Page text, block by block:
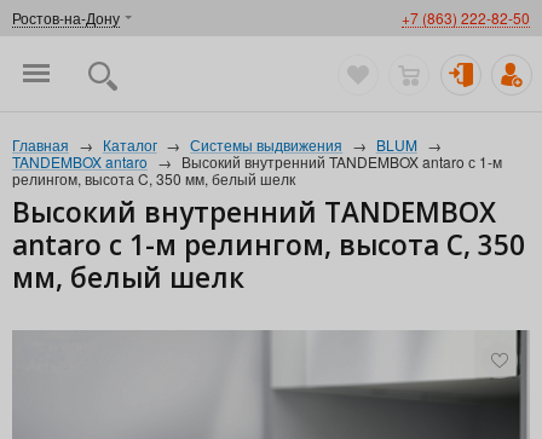
Ростов-на-Дону +7 (863) 222-82-50
Главная → Каталог → Системы выдвижения → BLUM →
TANDEMBOX antaro → Высокий внутренний TANDEMBOX antaro с 1-м
релингом, высота C, 350 мм, белый шелк
Высокий внутренний TANDEMBOX
antaro с 1-м релингом, высота C, 350
мм, белый шелк